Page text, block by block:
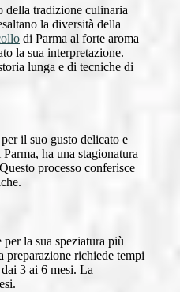
della tradizione culinaria
la diversità della
di Parma al forte aroma
la sua interpretazione.
lunga e di tecniche di
il suo gusto delicato e
ha una stagionatura
processo conferisce
per la sua speziatura più
preparazione richiede tempi
3 ai 6 mesi. La